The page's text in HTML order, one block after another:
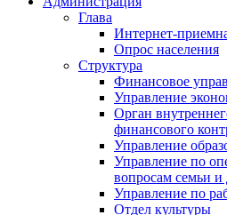
Глава
Интернет-
Опрос населения
Структура
Финансовое
Управление
Орган
финансового
Управление
Управление по
вопросам семьи и
Управление по
Отдел культуры